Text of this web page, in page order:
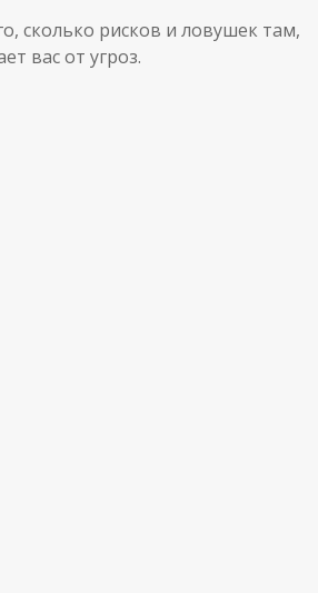
сколько рисков и ловушек там,
вас от угроз.